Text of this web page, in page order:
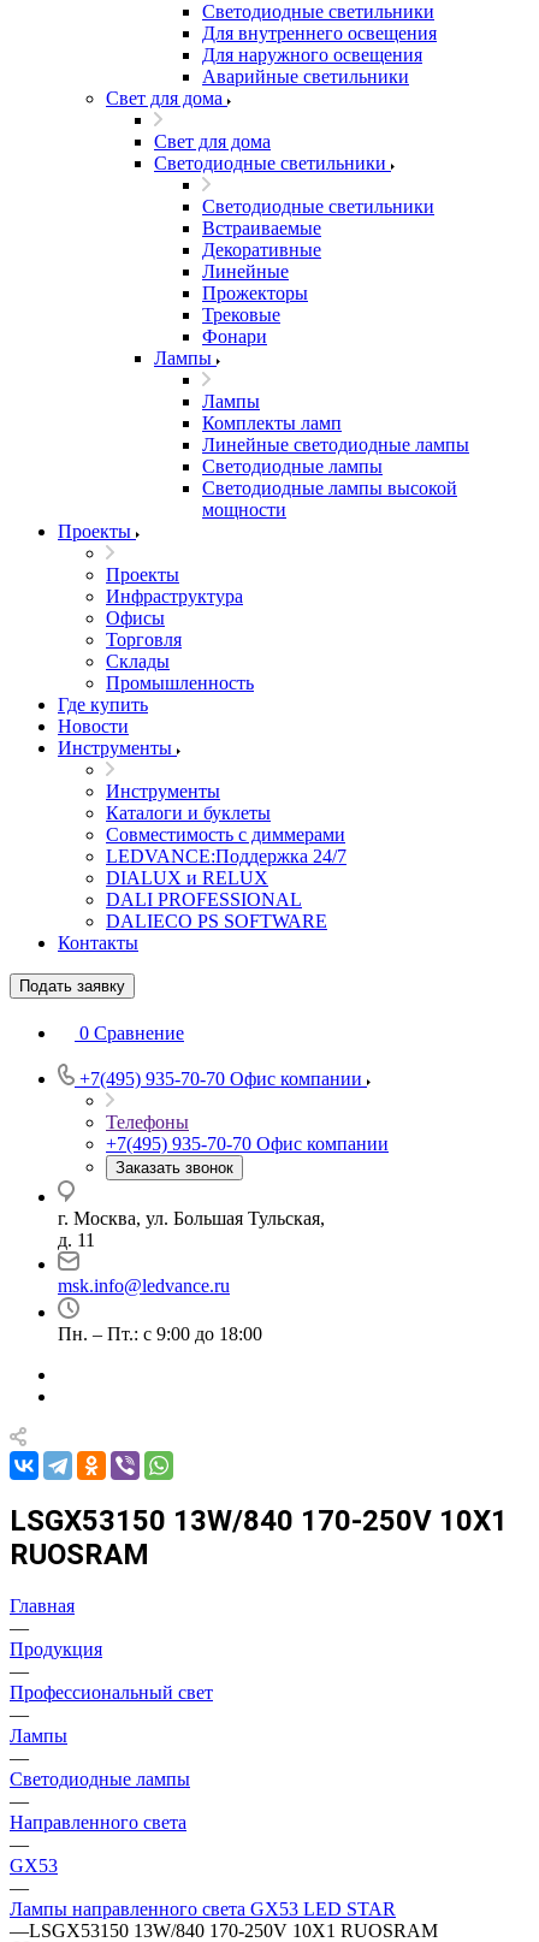
Светодиодные светильники
Для внутреннего освещения
Для наружного освещения
Аварийные светильники
Свет для дома
Свет для дома
Светодиодные светильники
Светодиодные светильники
Встраиваемые
Декоративные
Линейные
Прожекторы
Трековые
Фонари
Лампы
Лампы
Комплекты ламп
Линейные светодиодные лампы
Светодиодные лампы
Светодиодные лампы высокой
мощности
Проекты
Проекты
Инфраструктура
Офисы
Торговля
Склады
Промышленность
Где купить
Новости
Инструменты
Инструменты
Каталоги и буклеты
Совместимость с диммерами
LEDVANCE:Поддержка 24/7
DIALUX и RELUX
DALI PROFESSIONAL
DALIECO PS SOFTWARE
Контакты
Подать заявку
0 Сравнение
+7(495) 935-70-70 Офис компании
Телефоны
+7(495) 935-70-70 Офис компании
Заказать звонок
г. Москва, ул. Большая Тульская,
д. 11
msk.info@ledvance.ru
Пн. – Пт.: с 9:00 до 18:00
LSGX53150 13W/840 170-250V 10X1
RUOSRAM
Главная
—
Продукция
—
Профессиональный свет
—
Лампы
—
Светодиодные лампы
—
Направленного света
—
GX53
—
Лампы направленного света GX53 LED STAR
—LSGX53150 13W/840 170-250V 10X1 RUOSRAM